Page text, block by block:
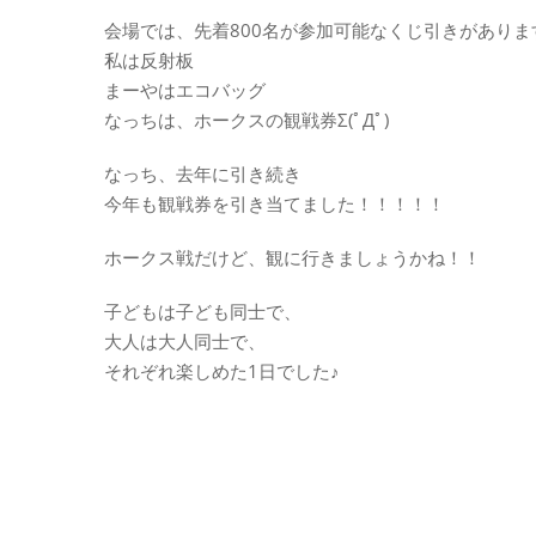
会場では、先着800名が参加可能なくじ引きがありま
私は反射板
まーやはエコバッグ
なっちは、ホークスの観戦券Σ(ﾟДﾟ)
なっち、去年に引き続き
今年も観戦券を引き当てました！！！！！
ホークス戦だけど、観に行きましょうかね！！
子どもは子ども同士で、
大人は大人同士で、
それぞれ楽しめた1日でした♪